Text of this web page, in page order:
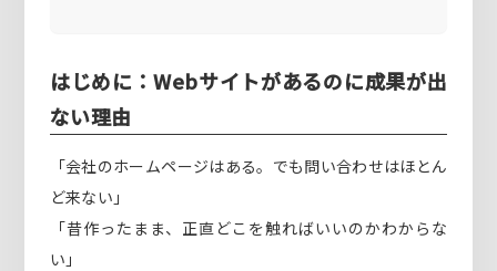
はじめに：Webサイトがあるのに成果が出
ない理由
「会社のホームページはある。でも問い合わせはほとん
ど来ない」
「昔作ったまま、正直どこを触ればいいのかわからな
い」